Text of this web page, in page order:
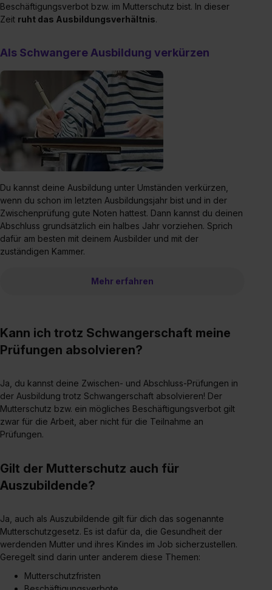
Beschäftigungsverbot bzw. im Mutterschutz bist. In dieser
Zeit ruht das Ausbildungsverhältnis.
Als Schwangere Ausbildung verkürzen
Du kannst deine Ausbildung unter Umständen verkürzen,
wenn du schon im letzten Ausbildungsjahr bist und in der
Zwischenprüfung gute Noten hattest. Dann kannst du deinen
Abschluss grundsätzlich ein halbes Jahr vorziehen. Sprich
dafür am besten mit deinem Ausbilder und mit der
zuständigen Kammer.
Mehr erfahren
Kann ich trotz Schwangerschaft meine
Prüfungen absolvieren?
Ja, du kannst deine Zwischen- und Abschluss-Prüfungen in
der Ausbildung trotz Schwangerschaft absolvieren! Der
Mutterschutz bzw. ein mögliches Beschäftigungsverbot gilt
zwar für die Arbeit, aber nicht für die Teilnahme an
Prüfungen.
Gilt der Mutterschutz auch für
Auszubildende?
Ja, auch als Auszubildende gilt für dich das sogenannte
Mutterschutzgesetz. Es ist dafür da, die Gesundheit der
werdenden Mutter und ihres Kindes im Job sicherzustellen.
Geregelt sind darin unter anderem diese Themen:
Mutterschutzfristen